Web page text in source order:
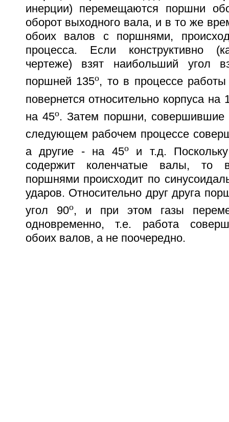
инерции) перемещаются поршни
оборот выходного вала, и в то же
обоих валов с поршнями,
процесса. Если конструктивно
чертеже) взят наибольший угол
поршней 135o, то в процессе
повернется относительно корпуса на
на 45o. Затем поршни, совершившие
следующем рабочем процессе
а другие - на 45oи т.д.
содержит коленчатые валы, то
поршнями происходит по
ударов. Относительно друг друга
угол 90o, и при этом газы
одновременно, т.е. работа
обоих валов, а не поочередно.